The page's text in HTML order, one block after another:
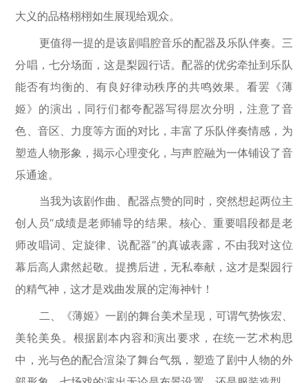
大义的品格栩栩如生展现给观众。
更值得一提的是该剧唱腔音乐的配器及乐队伴奏。三
分唱，七分场面，这是梨园行话。配器的优劣牵扯到乐队
能否有均衡的、有良好律动秩序的共鸣效果。看罢《薄
姬》的演出，同行们都夸配器写得层次分明，注意了音
色、音区、力度等方面的对比，丰富了乐队伴奏情感，为
塑造人物形象，揭示心理变化，与声腔融为一体铺设了音
乐通途。
当我为该剧作曲、配器点赞的同时，突然想起两位主
创人员“成绩是老师辅导的结果。核心、重要唱段都是老
师改唱词、定旋律、说配器”的真诚表露，不由我对这位
幕后高人肃然起敬。提携后进，无私奉献，这才是梨园行
的精气神，这才是戏曲发展的定海神针！
二、《薄姬》一剧的舞台美术呈现，可谓气势恢宏、
美轮美奂。根据剧本内容和演出要求，在统一艺术构思
中，光与色的配合渲染了舞台气氛，塑造了剧中人物的外